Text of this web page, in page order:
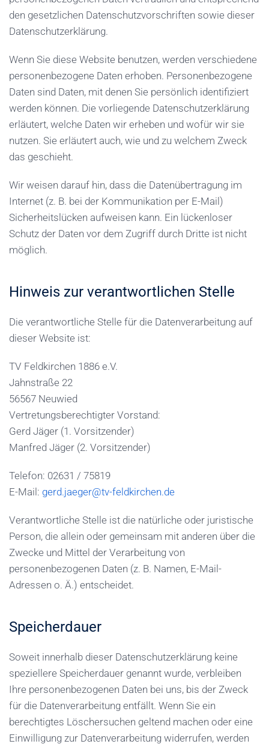
den gesetzlichen Datenschutzvorschriften sowie dieser
Datenschutzerklärung.
Wenn Sie diese Website benutzen, werden verschiedene
personenbezogene Daten erhoben. Personenbezogene
Daten sind Daten, mit denen Sie persönlich identifiziert
werden können. Die vorliegende Datenschutzerklärung
erläutert, welche Daten wir erheben und wofür wir sie
nutzen. Sie erläutert auch, wie und zu welchem Zweck
das geschieht.
Wir weisen darauf hin, dass die Datenübertragung im
Internet (z. B. bei der Kommunikation per E-Mail)
Sicherheitslücken aufweisen kann. Ein lückenloser
Schutz der Daten vor dem Zugriff durch Dritte ist nicht
möglich.
Hinweis zur verantwortlichen Stelle
Die verantwortliche Stelle für die Datenverarbeitung auf
dieser Website ist:
TV Feldkirchen 1886 e.V.
Jahnstraße 22
56567 Neuwied
Vertretungsberechtigter Vorstand:
Gerd Jäger (1. Vorsitzender)
Manfred Jäger (2. Vorsitzender)
Telefon: 02631 / 75819
E-Mail: gerd.jaeger@tv-feldkirchen.de
Verantwortliche Stelle ist die natürliche oder juristische
Person, die allein oder gemeinsam mit anderen über die
Zwecke und Mittel der Verarbeitung von
personenbezogenen Daten (z. B. Namen, E-Mail-
Adressen o. Ä.) entscheidet.
Speicherdauer
Soweit innerhalb dieser Datenschutzerklärung keine
speziellere Speicherdauer genannt wurde, verbleiben
Ihre personenbezogenen Daten bei uns, bis der Zweck
für die Datenverarbeitung entfällt. Wenn Sie ein
berechtigtes Löschersuchen geltend machen oder eine
Einwilligung zur Datenverarbeitung widerrufen, werden